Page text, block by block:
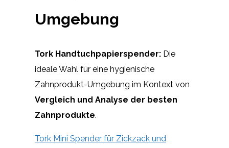
Umgebung
Tork Handtuchpapierspender: Die
ideale Wahl für eine hygienische
Zahnprodukt-Umgebung im Kontext von
Vergleich und Analyse der besten
Zahnprodukte.
Tork Mini Spender für Zickzack und